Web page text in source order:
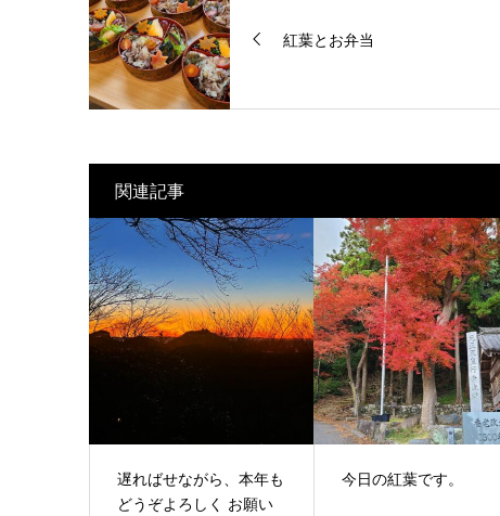
紅葉とお弁当
関連記事
遅ればせながら、本年も
どうぞよろしく お願い
今日の紅葉です。